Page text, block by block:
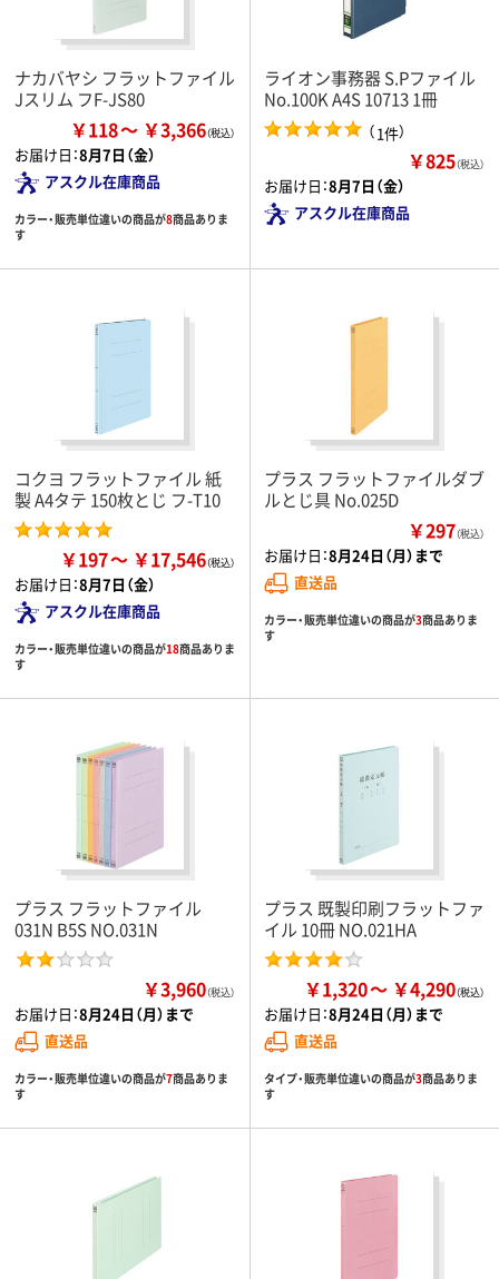
ナカバヤシ フラットファイル
Jスリム フF-JS80
￥118 ￥3,366
お届け日：8月7日（金）
アスクル在庫商品
カラー・販売単位違いの商品が8商品ありま
す
ライオン事務器 S.Pファイル
No.100K A4S 10713 1冊
（1件）
￥825（税込）
お届け日：8月7日（金）
アスクル在庫商品
コクヨ フラットファイル 紙
製 A4タテ 150枚とじ フ-T10
￥197 ￥17,546
お届け日：8月7日（金）
アスクル在庫商品
カラー・販売単位違いの商品が18商品ありま
す
プラス フラットファイルダブ
ルとじ具 No.025D
￥297（税込）
お届け日：8月24日（月）まで
直送品
カラー・販売単位違いの商品が3商品ありま
す
プラス フラットファイル
031N B5S NO.031N
￥3,960（税込）
お届け日：8月24日（月）まで
直送品
カラー・販売単位違いの商品が7商品ありま
す
プラス 既製印刷フラットファ
イル 10冊 NO.021HA
￥1,320 ￥4,290
お届け日：8月24日（月）まで
直送品
タイプ・販売単位違いの商品が3商品ありま
す